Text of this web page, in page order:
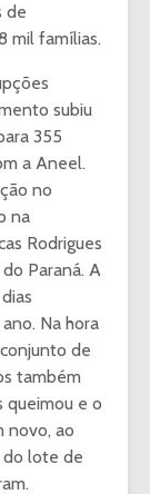
de
mil famílias.
subiu
355
a Aneel.
no
na
Rodrigues
Paraná. A
Na hora
de
também
queimou e o
novo, ao
do lote de